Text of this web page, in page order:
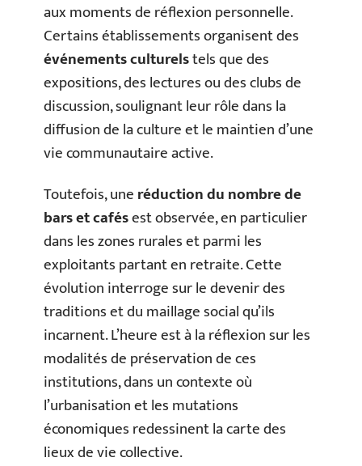
aux moments de réflexion personnelle.
Certains établissements organisent des
événements culturelstels que des
expositions, des lectures ou des clubs de
discussion, soulignant leur rôle dans la
diffusion de la culture et le maintien d’une
vie communautaire active.
Toutefois, uneréduction du nombre de
bars et cafésest observée, en particulier
dans les zones rurales et parmi les
exploitants partant en retraite. Cette
évolution interroge sur le devenir des
traditions et du maillage social qu’ils
incarnent. L’heure est à la réflexion sur les
modalités de préservation de ces
institutions, dans un contexte où
l’urbanisation et les mutations
économiques redessinent la carte des
lieux de vie collective.